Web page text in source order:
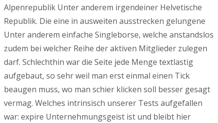
Alpenrepublik Unter anderem irgendeiner Helvetische
Republik. Die eine in ausweiten ausstrecken gelungene
Unter anderem einfache Singleborse, welche anstandslos
zudem bei welcher Reihe der aktiven Mitglieder zulegen
darf. Schlechthin war die Seite jede Menge textlastig
aufgebaut, so sehr weil man erst einmal einen Tick
beaugen muss, wo man schier klicken soll besser gesagt
vermag. Welches intrinsisch unserer Tests aufgefallen
war: expire Unternehmungsgeist ist und bleibt hier